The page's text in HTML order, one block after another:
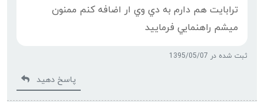
ترابايت هم دارم به دي وي ار اضافه كنم ممنون
ميشم راهنمايي فرماييد
ثبت شده در 1395/05/07
پاسخ دهید